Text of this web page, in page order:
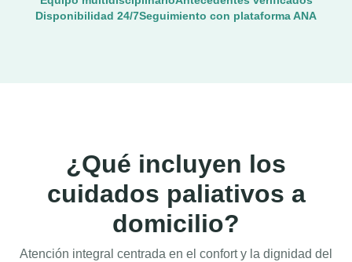
Disponibilidad 24/7Seguimiento con plataforma ANA
¿Qué incluyen los
cuidados paliativos a
domicilio?
Atención integral centrada en el confort y la dignidad del